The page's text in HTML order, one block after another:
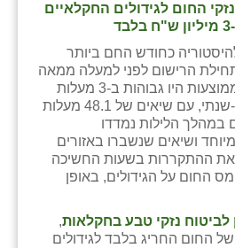
החום לגידולים החקלאיים
2024 נכנס להיסטוריה כחודש החם ביותר
הרישום לפני למעלה ממאה
שנה. הטמפרטורות הממוצעות היו גבוהות ב-3 מעלות
צלזיוס מהממוצע הרב-שנתי, עם שיאים של 48.1 מעלות
במהלך הלילות נמדדו
ושיאים שנשברו באזורים
את ההתקררות בשעות החשיכה
החום על הגידולים, באופן
לביטוח נזקי טבע בחקלאות,
החום החריג בלבד לגידולים